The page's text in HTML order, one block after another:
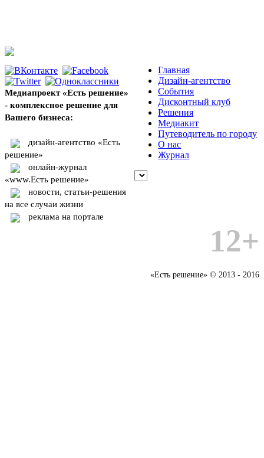
Медиапроект «Есть решение»
- комплексное решение для
Вашего бизнеса:
дизайн-агентство «Есть
решение»
онлайн-журнал
«www.Есть решение»
новости, статьи-решения
на все случаи жизни
реклама на портале
Главная
Дизайн-агентство
События
Дисконтный клуб
Решения
Медиакит
Путеводитель по городу
О нас
Журнал
12+
«Есть решение» © 2013 - 2016